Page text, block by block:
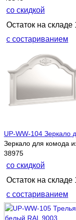
со скидкой
Остаток на складе
с состариванием
UP-WW-104 Зеркало
Зеркало для комода
38975
со скидкой
Остаток на складе
с состариванием